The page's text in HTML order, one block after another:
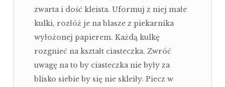
zwarta i dość kleista. Uformuj z niej małe
kulki, rozłóż je na blasze z piekarnika
wyłożonej papierem. Każdą kulkę
rozgnieć na kształt ciasteczka. Zwróć
uwagę na to by ciasteczka nie były za
blisko siebie by się nie skleiły. Piecz w